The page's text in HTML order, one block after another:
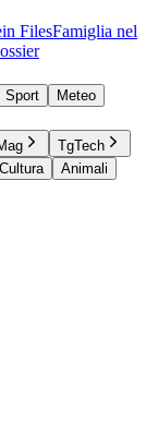
FilesFamiglia nel
Sport
Meteo
TgTech
Cultura
Animali